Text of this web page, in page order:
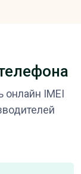
онлайн IMEI